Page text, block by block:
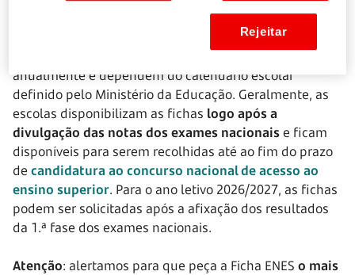
As datas para a obtenção da Ficha ENES variam
anualmente e dependem do calendário escolar
definido pelo Ministério da Educação. Geralmente, as
escolas disponibilizam as fichas logo após a
divulgação das notas dos exames nacionaise ficam
disponíveis para serem recolhidas até ao fim do prazo
de candidatura ao concurso nacional de acesso ao
ensino superior. Para o ano letivo 2026/2027, as fichas
podem ser solicitadas após a afixação dos resultados
da 1.ª fase dos exames nacionais.
Atenção: alertamos para que peça a Ficha ENES o mais
Rejeitar